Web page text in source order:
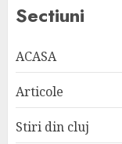
Sectiuni
ACASA
Articole
Stiri din cluj